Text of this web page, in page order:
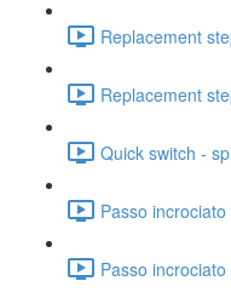
Replacement
Replacement
Quick switch -
Passo
Passo